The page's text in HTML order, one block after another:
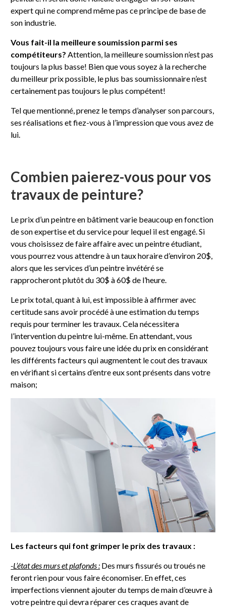
expert qui ne comprend même pas ce principe de base de
son industrie.
Vous fait-il la meilleure soumission parmi ses
compétiteurs? Attention, la meilleure soumission n’est pas
toujours la plus basse! Bien que vous soyez à la recherche
du meilleur prix possible, le plus bas soumissionnaire n’est
certainement pas toujours le plus compétent!
Tel que mentionné, prenez le temps d’analyser son parcours,
ses réalisations et fiez-vous à l’impression que vous avez de
lui.
Combien paierez-vous pour vos
travaux de peinture?
Le prix d’un peintre en bâtiment varie beaucoup en fonction
de son expertise et du service pour lequel il est engagé. Si
vous choisissez de faire affaire avec un peintre étudiant,
vous pourrez vous attendre à un taux horaire d’environ 20$,
alors que les services d’un peintre invétéré se
rapprocheront plutôt du 30$ à 60$ de l’heure.
Le prix total, quant à lui, est impossible à affirmer avec
certitude sans avoir procédé à une estimation du temps
requis pour terminer les travaux. Cela nécessitera
l’intervention du peintre lui-même. En attendant, vous
pouvez toujours vous faire une idée du prix en considérant
les différents facteurs qui augmentent le cout des travaux
en vérifiant si certains d’entre eux sont présents dans votre
maison;
Les facteurs qui font grimper le prix des travaux :
-L’état des murs et plafonds : Des murs fissurés ou troués ne
feront rien pour vous faire économiser. En effet, ces
imperfections viennent ajouter du temps de main d’œuvre à
votre peintre qui devra réparer ces craques avant de